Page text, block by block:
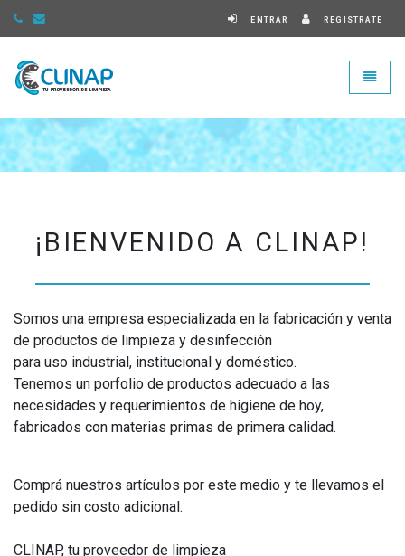
ENTRAR REGISTRATE
¡BIENVENIDO A CLINAP!
Somos una empresa especializada en la fabricación y venta
de productos de limpieza y desinfección
para uso industrial, institucional y doméstico.
Tenemos un porfolio de productos adecuado a las
necesidades y requerimientos de higiene de hoy,
fabricados con materias primas de primera calidad.
Comprá nuestros artículos por este medio y te llevamos el
pedido sin costo adicional.
CLINAP, tu proveedor de limpieza